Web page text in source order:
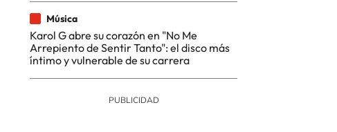
Música
Karol G abre su corazón en "No Me
Arrepiento de Sentir Tanto": el disco más
íntimo y vulnerable de su carrera